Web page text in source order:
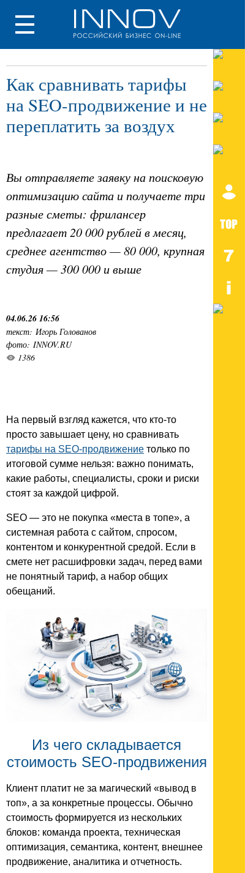
Как сравнивать тарифы
на SEO-продвижение и не
переплатить за воздух
Вы отправляете заявку на поисковую
оптимизацию сайта и получаете три
разные сметы: фрилансер
предлагает 20 000 рублей в месяц,
среднее агентство — 80 000, крупная
студия — 300 000 и выше
04.06.26 16:56
текст: Игорь Голованов
фото: INNOV.RU
1386
На первый взгляд кажется, что кто-то
просто завышает цену, но сравнивать
тарифы на SEO-продвижение только по
итоговой сумме нельзя: важно понимать,
какие работы, специалисты, сроки и риски
стоят за каждой цифрой.
SEO — это не покупка «места в топе», а
системная работа с сайтом, спросом,
контентом и конкурентной средой. Если в
смете нет расшифровки задач, перед вами
не понятный тариф, а набор общих
обещаний.
Из чего складывается
стоимость SEO-продвижения
Клиент платит не за магический «вывод в
топ», а за конкретные процессы. Обычно
стоимость формируется из нескольких
блоков: команда проекта, техническая
оптимизация, семантика, контент, внешнее
продвижение, аналитика и отчетность.